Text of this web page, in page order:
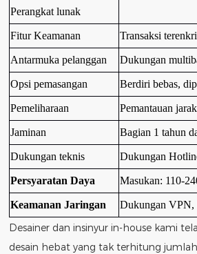
Perangkat lunak
Fitur Keamanan Transaksi
Antarmuka pelanggan Dukungan
Opsi pemasangan Berdiri bebas,
Pemeliharaan Pemantauan
Jaminan Bagian 1 tahun
Dukungan teknis Dukungan
Persyaratan Daya Masukan: 110-
Keamanan Jaringan Dukungan VPN,
Desainer dan insinyur in-house kami
desain hebat yang tak terhitung